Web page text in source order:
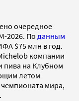
очередное
2026. По данным
$75 млн в год.
компании
пива на Клубном
летом
мира,